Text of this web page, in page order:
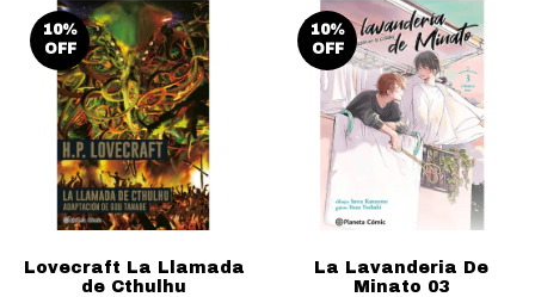
10%
OFF
Lovecraft La Llamada
de Cthulhu
10%
OFF
La Lavanderia De
Minato 03